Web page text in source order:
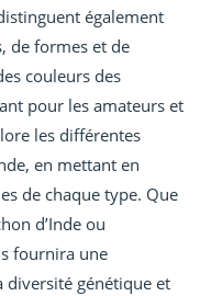
également
de formes et de
couleurs des
pour les amateurs et
les différentes
en mettant en
de chaque type. Que
d’Inde ou
fournira une
génétique et